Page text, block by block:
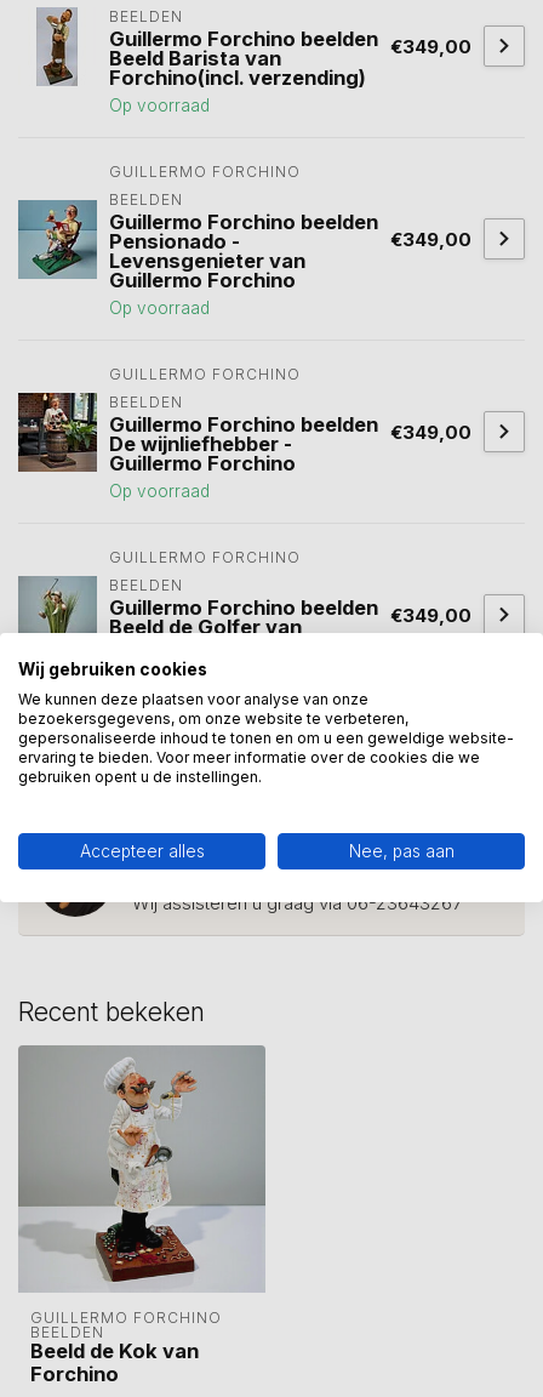
BEELDEN
Guillermo Forchino beelden
Beeld Barista van
Forchino(incl. verzending)
Op voorraad
€349,00
GUILLERMO FORCHINO
BEELDEN
Guillermo Forchino beelden
Pensionado -
Levensgenieter van
Guillermo Forchino
Op voorraad
€349,00
GUILLERMO FORCHINO
BEELDEN
Guillermo Forchino beelden
De wijnliefhebber -
Guillermo Forchino
Op voorraad
€349,00
GUILLERMO FORCHINO
BEELDEN
Guillermo Forchino beelden
Beeld de Golfer van
Op voorraad
€349,00
beeld kok(1) cuisinier(1) keukenchef(1) kok
Heeft u een vraag over dit
kunstcadeau?
Wij assisteren u graag via 06-23643267
Recent bekeken
GUILLERMO FORCHINO
BEELDEN
Beeld de Kok van
Forchino
Wij gebruiken cookies
We kunnen deze plaatsen voor analyse van onze
bezoekersgegevens, om onze website te verbeteren,
gepersonaliseerde inhoud te tonen en om u een geweldige website-
ervaring te bieden. Voor meer informatie over de cookies die we
gebruiken opent u de instellingen.
Accepteer alles Nee, pas aan